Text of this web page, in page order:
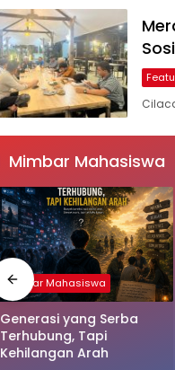
Mimbar Mahasiswa
Mimbar Mahasiswa
Generasi yang Serba
Terhubung, Tapi
Kehilangan Arah